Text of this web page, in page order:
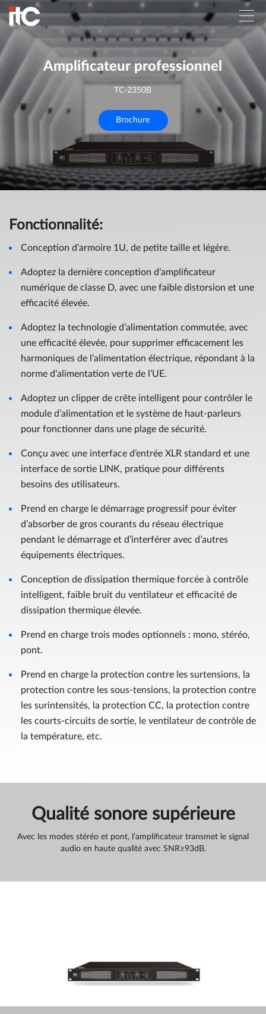
Amplificateur professionnel
TC-2350B
Brochure
Fonctionnalité:
Conception d’armoire 1U, de petite taille et légère.
Adoptez la dernière conception d’amplificateur
numérique de classe D, avec une faible distorsion et une
efficacité élevée.
Adoptez la technologie d’alimentation commutée, avec
une efficacité élevée, pour supprimer efficacement les
harmoniques de l’alimentation électrique, répondant à la
norme d’alimentation verte de l’UE.
Adoptez un clipper de crête intelligent pour contrôler le
module d’alimentation et le système de haut-parleurs
pour fonctionner dans une plage de sécurité.
Conçu avec une interface d’entrée XLR standard et une
interface de sortie LINK, pratique pour différents
besoins des utilisateurs.
Prend en charge le démarrage progressif pour éviter
d’absorber de gros courants du réseau électrique
pendant le démarrage et d’interférer avec d’autres
équipements électriques.
Conception de dissipation thermique forcée à contrôle
intelligent, faible bruit du ventilateur et efficacité de
dissipation thermique élevée.
Prend en charge trois modes optionnels : mono, stéréo,
pont.
Prend en charge la protection contre les surtensions, la
protection contre les sous-tensions, la protection contre
les surintensités, la protection CC, la protection contre
les courts-circuits de sortie, le ventilateur de contrôle de
la température, etc.
Qualité sonore supérieure
Avec les modes stéréo et pont, l’amplificateur transmet le signal
audio en haute qualité avec SNR≥93dB.